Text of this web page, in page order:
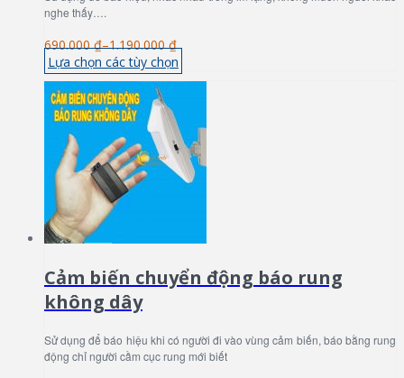
nghe thấy….
690.000 ₫–1.190.000 ₫
Lựa chọn các tùy chọn
Cảm biến chuyển động báo rung
không dây
Sử dụng để báo hiệu khi có người đi vào vùng cảm biến, báo bằng rung
động chỉ người cầm cục rung mới biết